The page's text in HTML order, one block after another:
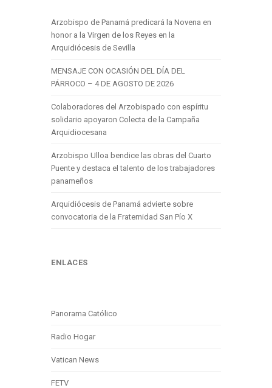
Arzobispo de Panamá predicará la Novena en
honor a la Virgen de los Reyes en la
Arquidiócesis de Sevilla
MENSAJE CON OCASIÓN DEL DÍA DEL
PÁRROCO – 4 DE AGOSTO DE 2026
Colaboradores del Arzobispado con espíritu
solidario apoyaron Colecta de la Campaña
Arquidiocesana
Arzobispo Ulloa bendice las obras del Cuarto
Puente y destaca el talento de los trabajadores
panameños
Arquidiócesis de Panamá advierte sobre
convocatoria de la Fraternidad San Pío X
ENLACES
Panorama Católico
Radio Hogar
Vatican News
FETV